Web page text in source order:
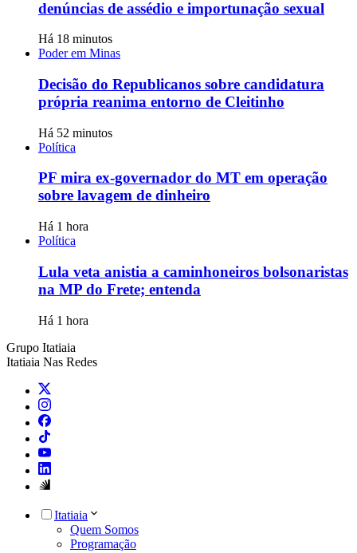
denúncias de assédio e importunação sexual
Há 18 minutos
Poder em Minas
Decisão do Republicanos sobre candidatura
própria reanima entorno de Cleitinho
Há 52 minutos
Política
PF mira ex-governador do MT em operação
sobre lavagem de dinheiro
Há 1 hora
Política
Lula veta anistia a caminhoneiros bolsonaristas
na MP do Frete; entenda
Há 1 hora
Grupo Itatiaia
Itatiaia Nas Redes
Itatiaia
Quem Somos
Programação